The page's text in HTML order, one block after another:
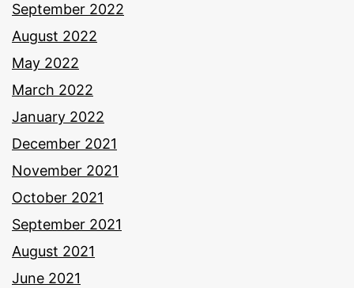
September 2022
August 2022
May 2022
March 2022
January 2022
December 2021
November 2021
October 2021
September 2021
August 2021
June 2021